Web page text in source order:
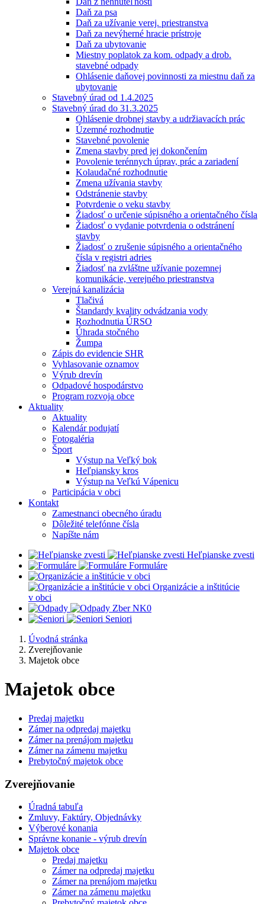
Daň za psa
Daň za užívanie verej. priestranstva
Daň za nevýherné hracie prístroje
Daň za ubytovanie
Miestny poplatok za kom. odpady a drob.
stavebné odpady
Ohlásenie daňovej povinnosti za miestnu daň za
ubytovanie
Stavebný úrad od 1.4.2025
Stavebný úrad do 31.3.2025
Ohlásenie drobnej stavby a udržiavacích prác
Územné rozhodnutie
Stavebné povolenie
Zmena stavby pred jej dokončením
Povolenie terénnych úprav, prác a zariadení
Kolaudačné rozhodnutie
Zmena užívania stavby
Odstránenie stavby
Potvrdenie o veku stavby
Žiadosť o určenie súpisného a orientačného čísla
Žiadosť o vydanie potvrdenia o odstránení
stavby
Žiadosť o zrušenie súpisného a orientačného
čísla v registri adries
Žiadosť na zvláštne užívanie pozemnej
komunikácie, verejného priestranstva
Verejná kanalizácia
Tlačivá
Štandardy kvality odvádzania vody
Rozhodnutia ÚRSO
Úhrada stočného
Žumpa
Zápis do evidencie SHR
Vyhlasovanie oznamov
Výrub drevín
Odpadové hospodárstvo
Program rozvoja obce
Aktuality
Aktuality
Kalendár podujatí
Fotogaléria
Šport
Výstup na Veľký bok
Heľpiansky kros
Výstup na Veľkú Vápenicu
Participácia v obci
Kontakt
Zamestnanci obecného úradu
Dôležité telefónne čísla
Napíšte nám
Heľpianske zvesti
Formuláre
Organizácie a inštitúcie
v obci
Zber NK0
Seniori
Úvodná stránka
Zverejňovanie
Majetok obce
Majetok obce
Predaj majetku
Zámer na odpredaj majetku
Zámer na prenájom majetku
Zámer na zámenu majetku
Prebytočný majetok obce
Zverejňovanie
Úradná tabuľa
Zmluvy, Faktúry, Objednávky
Výberové konania
Správne konanie - výrub drevín
Majetok obce
Predaj majetku
Zámer na odpredaj majetku
Zámer na prenájom majetku
Zámer na zámenu majetku